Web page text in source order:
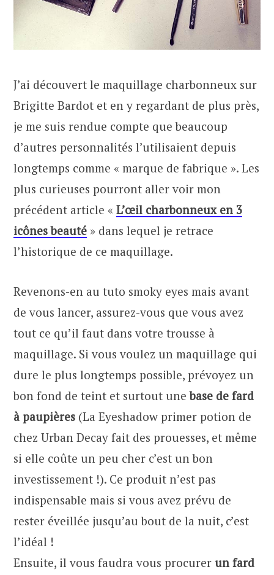
J’ai découvert le maquillage charbonneux sur
Brigitte Bardot et en y regardant de plus près,
je me suis rendue compte que beaucoup
d’autres personnalités l’utilisaient depuis
longtemps comme « marque de fabrique ». Les
plus curieuses pourront aller voir mon
précédent article « L’œil charbonneux en 3
icônes beauté » dans lequel je retrace
l’historique de ce maquillage.
Revenons-en au tuto smoky eyes mais avant
de vous lancer, assurez-vous que vous avez
tout ce qu’il faut dans votre trousse à
maquillage. Si vous voulez un maquillage qui
dure le plus longtemps possible, prévoyez un
bon fond de teint et surtout unebase de fard
à paupières (La Eyeshadow primer potion de
chez Urban Decay fait des prouesses, et même
si elle coûte un peu cher c’est un bon
investissement !). Ce produit n’est pas
indispensable mais si vous avez prévu de
rester éveillée jusqu’au bout de la nuit, c’est
l’idéal !
Ensuite, il vous faudra vous procurer un fard